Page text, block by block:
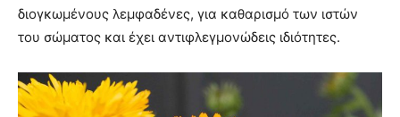
διογκωμένους λεμφαδένες, για καθαρισμό των ιστών
του σώματος και έχει αντιφλεγμονώδεις ιδιότητες.